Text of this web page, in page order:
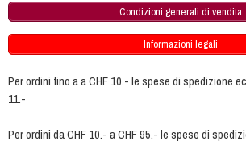
Condizioni generali di vendita
Informazioni legali
Per ordini fino a a CHF 10.- le spese di spedizione
11.-
Per ordini da CHF 10.- a CHF 95.- le spese di